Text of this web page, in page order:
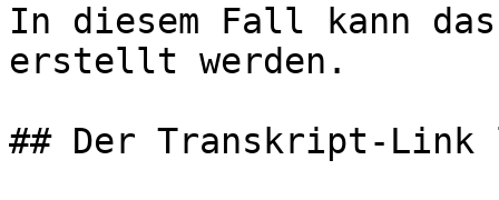
In diesem Fall kann
erstellt werden.
## Der Transkript-